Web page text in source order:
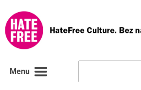
Menu